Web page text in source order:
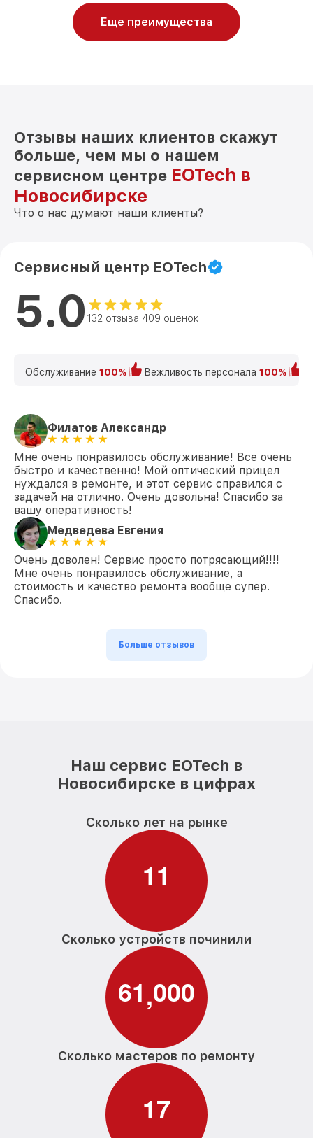
Еще преимущества
Отзывы наших клиентов скажут
больше, чем мы о нашем
сервисном центре EOTech в
Новосибирске
Что о нас думают наши клиенты?
Сервисный центр EOTech
5.0 132 отзыва 409 оценок
Обслуживание 100% Вежливость персонала 100%
Филатов Александр
Мне очень понравилось обслуживание! Все очень
быстро и качественно! Мой оптический прицел
нуждался в ремонте, и этот сервис справился с
задачей на отлично. Очень довольна! Спасибо за
вашу оперативность!
Медведева Евгения
Очень доволен! Сервис просто потрясающий!!!!
Мне очень понравилось обслуживание, а
стоимость и качество ремонта вообще супер.
Спасибо.
Больше отзывов
Наш сервис EOTech в
Новосибирске в цифрах
Сколько лет на рынке
11
Сколько устройств починили
61,000
Сколько мастеров по ремонту
17